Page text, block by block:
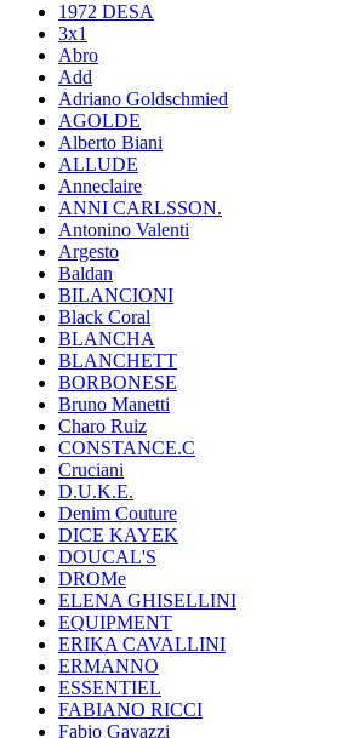
1972 DESA
3x1
Abro
Add
Adriano Goldschmied
AGOLDE
Alberto Biani
ALLUDE
Anneclaire
ANNI CARLSSON.
Antonino Valenti
Argesto
Baldan
BILANCIONI
Black Coral
BLANCHA
BLANCHETT
BORBONESE
Bruno Manetti
Charo Ruiz
CONSTANCE.C
Cruciani
D.U.K.E.
Denim Couture
DICE KAYEK
DOUCAL'S
DROMe
ELENA GHISELLINI
EQUIPMENT
ERIKA CAVALLINI
ERMANNO
ESSENTIEL
FABIANO RICCI
Fabio Gavazzi